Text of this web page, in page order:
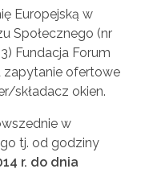
Europejską w
Społecznego (nr
Fundacja Forum
zapytanie ofertowe
składacz okien.
w
tj. od godziny
r. do dnia